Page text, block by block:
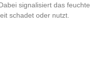
signalisiert das feuchte
schadet oder nutzt.